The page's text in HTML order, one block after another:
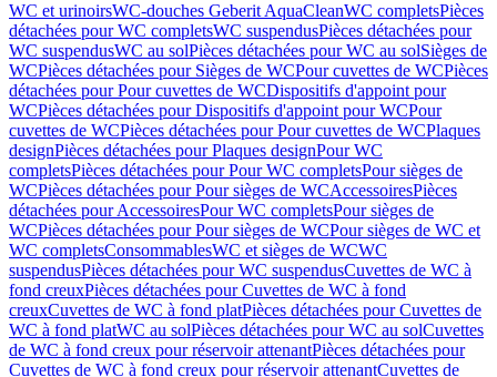
WC et urinoirsWC-douches Geberit AquaCleanWC completsPièces
détachées pour WC completsWC suspendusPièces détachées pour
WC suspendusWC au solPièces détachées pour WC au solSièges de
WCPièces détachées pour Sièges de WCPour cuvettes de WCPièces
détachées pour Pour cuvettes de WCDispositifs d'appoint pour
WCPièces détachées pour Dispositifs d'appoint pour WCPour
cuvettes de WCPièces détachées pour Pour cuvettes de WCPlaques
designPièces détachées pour Plaques designPour WC
completsPièces détachées pour Pour WC completsPour sièges de
WCPièces détachées pour Pour sièges de WCAccessoiresPièces
détachées pour AccessoiresPour WC completsPour sièges de
WCPièces détachées pour Pour sièges de WCPour sièges de WC et
WC completsConsommablesWC et sièges de WCWC
suspendusPièces détachées pour WC suspendusCuvettes de WC à
fond creuxPièces détachées pour Cuvettes de WC à fond
creuxCuvettes de WC à fond platPièces détachées pour Cuvettes de
WC à fond platWC au solPièces détachées pour WC au solCuvettes
de WC à fond creux pour réservoir attenantPièces détachées pour
Cuvettes de WC à fond creux pour réservoir attenantCuvettes de